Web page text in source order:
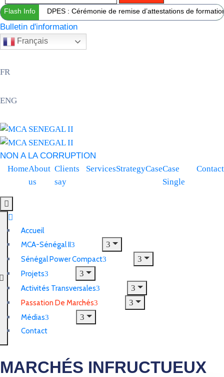
Flash Info DPES : Cérémonie de remise d’attestations de
Bulletin d'information
Français
FR
ENG
NON A LA CORRUPTION
HomeAbout
us
Clients
say
ServicesStrategyCaseCase
Single
Contact
Hamburger Toggle Menu
Accueil
MCA-Sénégal II
Sénégal Power Compact
Projets
Activités Transversales
Passation De Marchés
Médias
Contact
MARCHÉS INFRUCTUEUX